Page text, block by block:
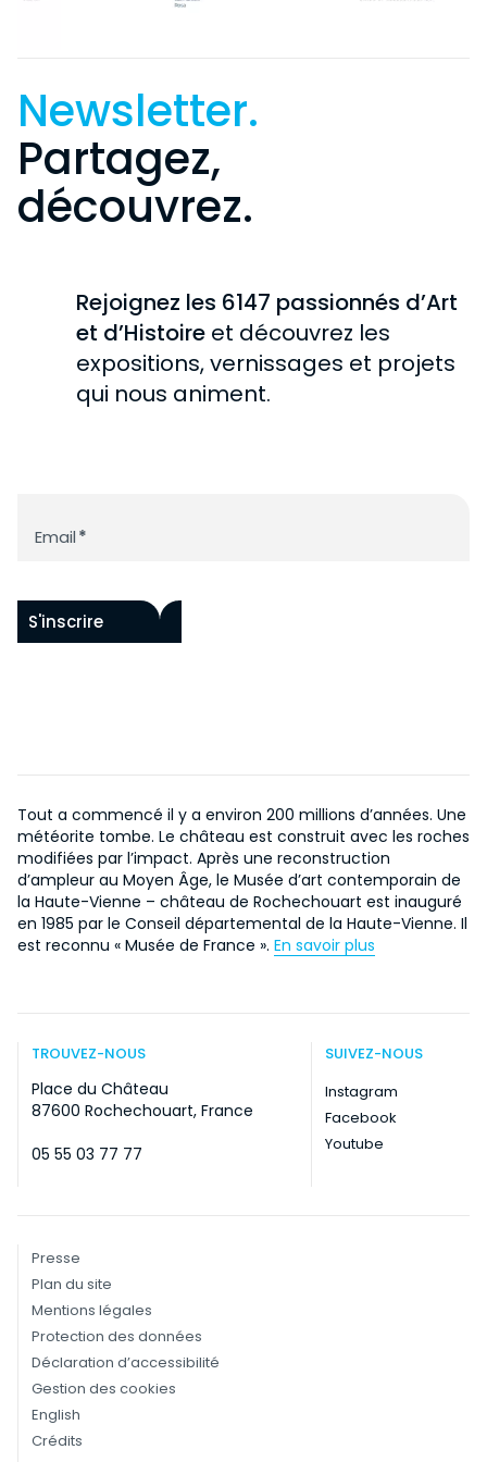
Newsletter.
Partagez,
découvrez.
Rejoignez les 6147 passionnés d’Art
et d’Histoire et découvrez les
expositions, vernissages et projets
qui nous animent.
Email*
S'inscrire
Tout a commencé il y a environ 200 millions d’années. Une
météorite tombe. Le château est construit avec les roches
modifiées par l’impact. Après une reconstruction
d’ampleur au Moyen Âge, le Musée d’art contemporain de
la Haute-Vienne – château de Rochechouart est inauguré
en 1985 par le Conseil départemental de la Haute-Vienne. Il
est reconnu « Musée de France ». En savoir plus
TROUVEZ-NOUS
Place du Château
87600 Rochechouart, France
05 55 03 77 77
SUIVEZ-NOUS
Instagram
Facebook
Youtube
Presse
Plan du site
Mentions légales
Protection des données
Déclaration d’accessibilité
Gestion des cookies
English
Crédits